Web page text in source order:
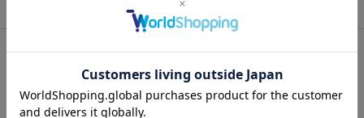
このアイテムを見た人はこの商品もチェックしています